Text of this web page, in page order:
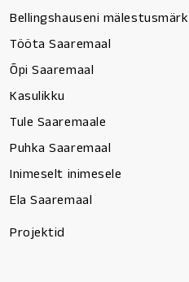
Bellingshauseni mälestusmärk
Tööta Saaremaal
Õpi Saaremaal
Kasulikku
Tule Saaremaale
Puhka Saaremaal
Inimeselt inimesele
Ela Saaremaal
Projektid